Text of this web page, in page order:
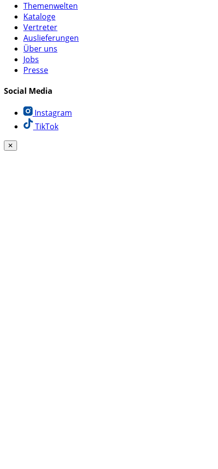
Themenwelten
Kataloge
Vertreter
Auslieferungen
Über uns
Jobs
Presse
Social Media
Instagram
TikTok
✕